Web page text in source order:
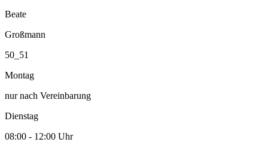
Beate
Großmann
50_51
Montag
nur nach Vereinbarung
Dienstag
08:00 - 12:00 Uhr